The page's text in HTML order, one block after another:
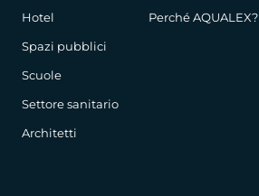
Hotel
Spazi pubblici
Scuole
Settore sanitario
Architetti
Perché AQUALEX?